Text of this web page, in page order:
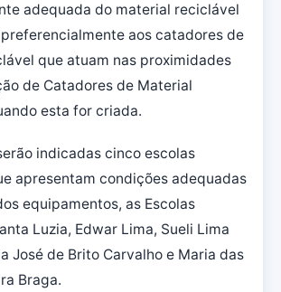
adequada do material reciclável
aos catadores de
que atuam nas proximidades
de Catadores de Material
esta for criada.
indicadas cinco escolas
apresentam condições adequadas
equipamentos, as Escolas
Luzia, Edwar Lima, Sueli Lima
José de Brito Carvalho e Maria das
Braga.